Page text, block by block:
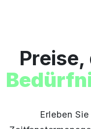
Preise,
Erleben